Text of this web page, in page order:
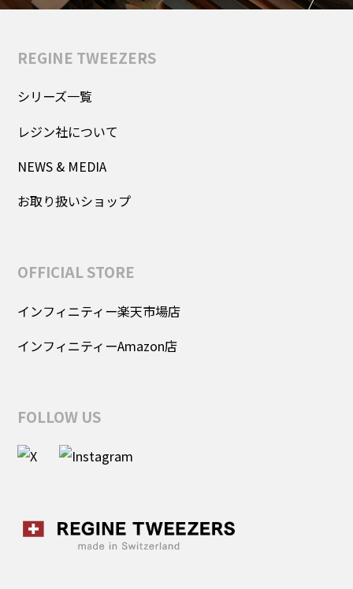
REGINE TWEEZERS
シリーズ一覧
レジン社について
NEWS & MEDIA
お取り扱いショップ
OFFICIAL STORE
インフィニティー楽天市場店
インフィニティーAmazon店
FOLLOW US